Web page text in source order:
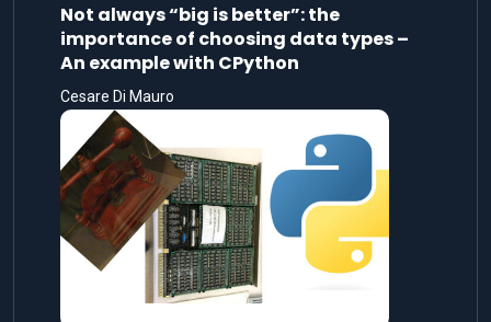
Not always “big is better”: the
importance of choosing data types –
An example with CPython
Cesare Di Mauro